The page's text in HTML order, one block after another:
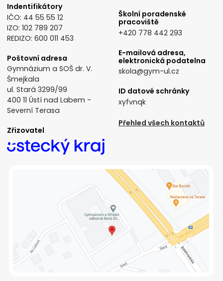
Indentifikátory
IČO: 44 55 55 12
IZO: 102 789 207
REDIZO: 600 011 453
Poštovní adresa
Gymnázium a SOŠ dr. V.
Šmejkala
ul. Stará 3299/99
400 11 Ústí nad Labem -
Severní Terasa
Zřizovatel
Školní poradenské
pracoviště
+420 778 442 293
E-mailová adresa,
elektronická podatelna
skola@gym-ul.cz
ID datové schránky
xyfvnqk
Přehled všech kontaktů